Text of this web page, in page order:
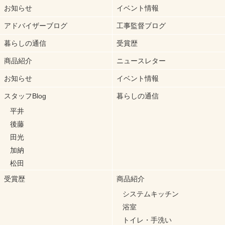
お知らせ イベント情報
アドバイザーブログ 工事監督ブログ
暮らしの通信 受賞歴
商品紹介 ニュースレター
お知らせ イベント情報
スタッフBlog
平井
後藤
田光
加納
松田
暮らしの通信
受賞歴
商品紹介
システムキッチン
浴室
トイレ・手洗い